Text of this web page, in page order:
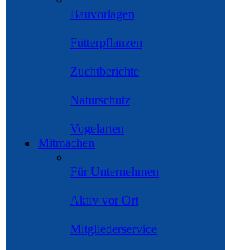
Bauvorlagen
Futterpflanzen
Zuchtberichte
Naturschutz
Vogelarten
Mitmachen
Für Unternehmen
Aktiv vor Ort
Mitgliederservice